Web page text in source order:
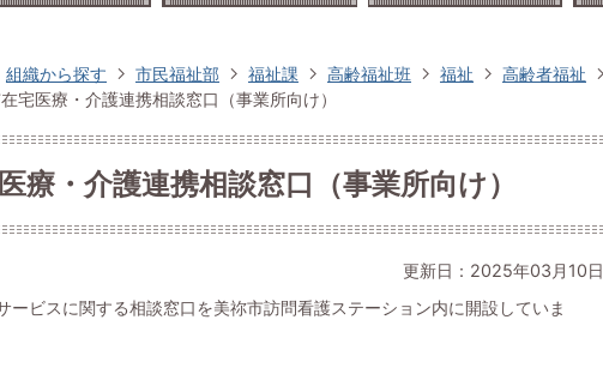
組織から探す 市民福祉部 福祉課 高齢福祉班 福祉 高齢者福祉
宅医療・介護連携相談窓口（事業所向け）
療・介護連携相談窓口（事業所向け）
更新日：2025年03月10日
ービスに関する相談窓口を美祢市訪問看護ステーション内に開設していま